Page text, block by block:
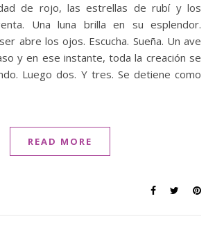
de rojo, las estrellas de rubí y los
Una luna brilla en su esplendor.
abre los ojos. Escucha. Sueña. Un ave
y en ese instante, toda la creación se
Luego dos. Y tres. Se detiene como
READ MORE